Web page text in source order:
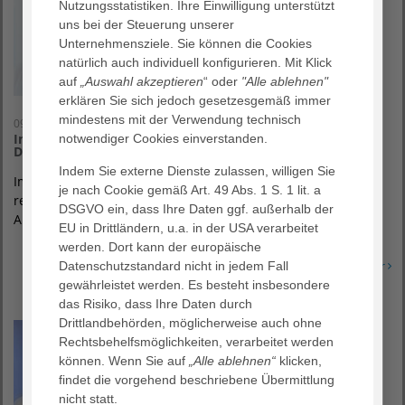
09. Mai 2023
Infoabend: Divertikelkrankheit des Darmes - Ernährung,
Diagnostik und Operation
Im Rahmen des Erlebnisprogramms „Gesund und glücklich“
referieren PD Dr. med. Gerhard Stöhr, Chefarzt Klinik für
Allgemeinchirurgie, Viszeralchirurgie…
Erfahren Sie mehr
Nutzungsstatistiken. Ihre Einwilligung unterstützt
uns bei der Steuerung unserer
Unternehmensziele. Sie können die Cookies
natürlich auch individuell konfigurieren. Mit Klick
auf „Auswahl akzeptieren“ oder "Alle ablehnen"
erklären Sie sich jedoch gesetzesgemäß immer
mindestens mit der Verwendung technisch
notwendiger Cookies einverstanden.
Indem Sie externe Dienste zulassen, willigen Sie
je nach Cookie gemäß Art. 49 Abs. 1 S. 1 lit. a
DSGVO ein, dass Ihre Daten ggf. außerhalb der
EU in Drittländern, u.a. in der USA verarbeitet
werden. Dort kann der europäische
Datenschutzstandard nicht in jedem Fall
gewährleistet werden. Es besteht insbesondere
das Risiko, dass Ihre Daten durch
Drittlandbehörden, möglicherweise auch ohne
Rechtsbehelfsmöglichkeiten, verarbeitet werden
können. Wenn Sie auf „Alle ablehnen“ klicken,
findet die vorgehend beschriebene Übermittlung
nicht statt.